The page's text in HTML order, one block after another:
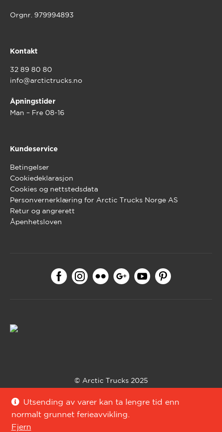
Utsending av varer kan ta lengre tid enn
normalt grunnet ferieavvikling.
Fjern
Orgnr. 979994893
Kontakt
32 89 80 80
info@arctictrucks.no
Åpningstider
Man – Fre 08-16
Kundeservice
Betingelser
Cookiedeklarasjon
Cookies og nettstedsdata
Personvernerklæring for Arctic Trucks Norge AS
Retur og angrerett
Åpenhetsloven
© Arctic Trucks 2025